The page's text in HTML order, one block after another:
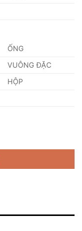
ỐNG
VUÔNG ĐẶC
HỘP